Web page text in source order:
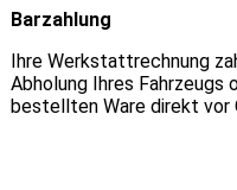
Barzahlung
Ihre Werkstattrechnung
Abholung Ihres Fahrzeugs
bestellten Ware direkt vor